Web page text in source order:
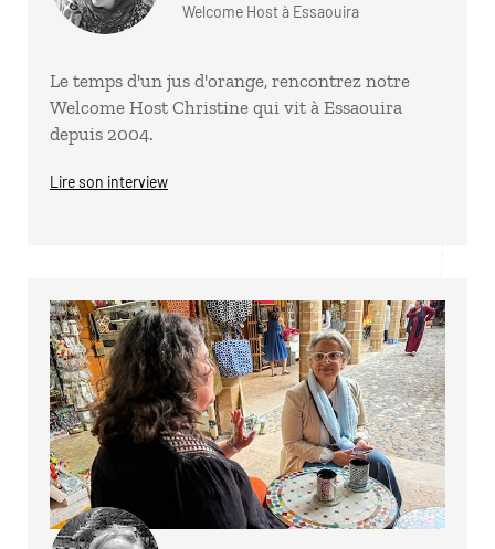
Welcome Host à Essaouira
Le temps d'un jus d'orange, rencontrez notre
Welcome Host Christine qui vit à Essaouira
depuis 2004.
Lire son interview